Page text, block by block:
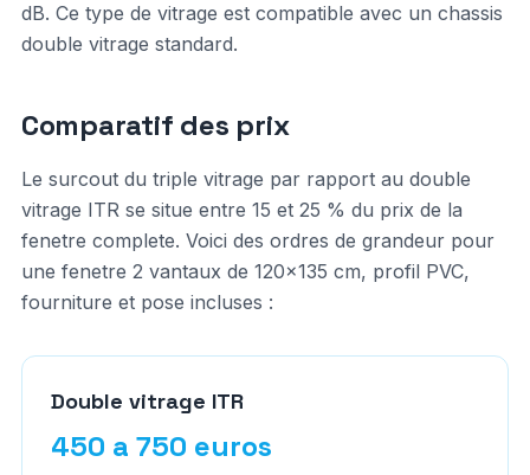
dB. Ce type de vitrage est compatible avec un chassis
double vitrage standard.
Comparatif des prix
Le surcout du triple vitrage par rapport au double
vitrage ITR se situe entre 15 et 25 % du prix de la
fenetre complete. Voici des ordres de grandeur pour
une fenetre 2 vantaux de 120x135 cm, profil PVC,
fourniture et pose incluses :
Double vitrage ITR
450 a 750 euros